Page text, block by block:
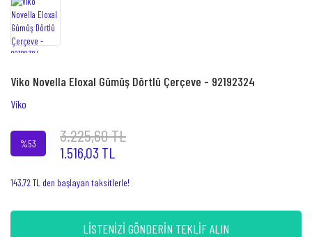
Viko Novella Eloxal Gümüş Dörtlü Çerçeve - 92192324
Viko
%53 3.225,60 TL
1.516,03 TL
143,72 TL den başlayan taksitlerle!
LİSTENİZİ GÖNDERİN TEKLİF ALIN